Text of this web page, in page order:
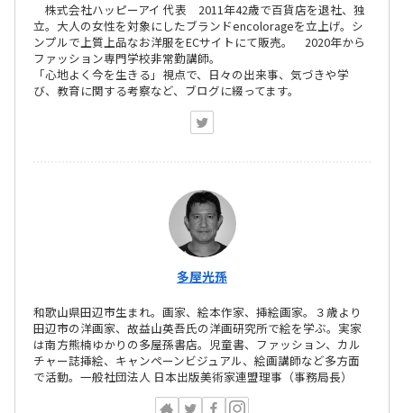
株式会社ハッピーアイ 代表 2011年42歳で百貨店を退社、独
立。大人の女性を対象にしたブランドencolorageを立上げ。シ
ンプルで上質上品なお洋服をECサイトにて販売。 2020年から
ファッション専門学校非常勤講師。
「心地よく今を生きる」視点で、日々の出来事、気づきや学
び、教育に関する考察など、ブログに綴ってます。
多屋光孫
和歌山県田辺市生まれ。画家、絵本作家、挿絵画家。３歳より
田辺市の洋画家、故益山英吾氏の洋画研究所で絵を学ぶ。実家
は南方熊楠ゆかりの多屋孫書店。児童書、ファッション、カル
チャー誌挿絵、キャンペーンビジュアル、絵画講師など多方面
で活動。一般社団法人 日本出版美術家連盟理事（事務局長）